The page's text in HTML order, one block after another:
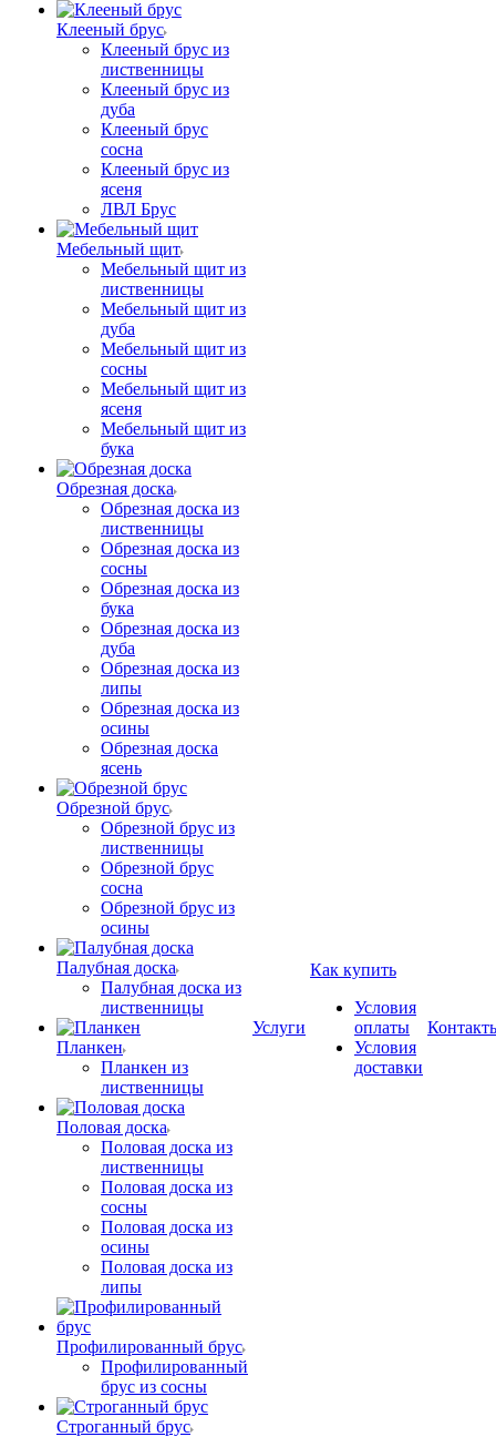
Клееный брус
Клееный брус из
лиственницы
Клееный брус из
дуба
Клееный брус
сосна
Клееный брус из
ясеня
ЛВЛ Брус
Мебельный щит
Мебельный щит из
лиственницы
Мебельный щит из
дуба
Мебельный щит из
сосны
Мебельный щит из
ясеня
Мебельный щит из
бука
Обрезная доска
Обрезная доска из
лиственницы
Обрезная доска из
сосны
Обрезная доска из
бука
Обрезная доска из
дуба
Обрезная доска из
липы
Обрезная доска из
осины
Обрезная доска
ясень
Обрезной брус
Обрезной брус из
лиственницы
Обрезной брус
сосна
Обрезной брус из
осины
Палубная доска
Палубная доска из
лиственницы
Планкен
Планкен из
лиственницы
Половая доска
Половая доска из
лиственницы
Половая доска из
сосны
Половая доска из
осины
Половая доска из
липы
Профилированный брус
Профилированный
брус из сосны
Строганный брус
Услуги
Как купить
Условия
оплаты
Условия
доставки